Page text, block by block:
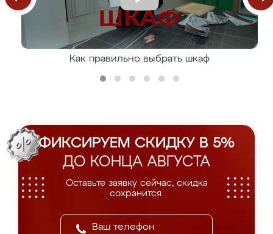
Как правильно выбрать шкаф
ФИКСИРУЕМ СКИДКУ В 5%
ДО КОНЦА АВГУСТА
Оставьте заявку сейчас, скидка
сохранится.